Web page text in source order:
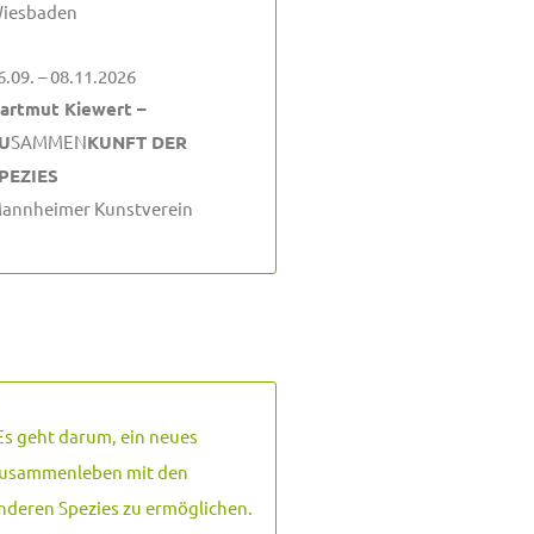
– 08.11.2026
Kiewert –
SAMMENKUNFT DER
Kunstverein
geht darum, ein neues
mit den
Spezies zu ermöglichen.